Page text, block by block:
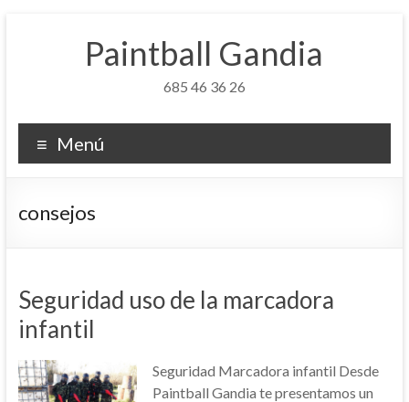
Paintball Gandia
685 46 36 26
Menú
consejos
Seguridad uso de la marcadora
infantil
Seguridad Marcadora infantil Desde
Paintball Gandia te presentamos un